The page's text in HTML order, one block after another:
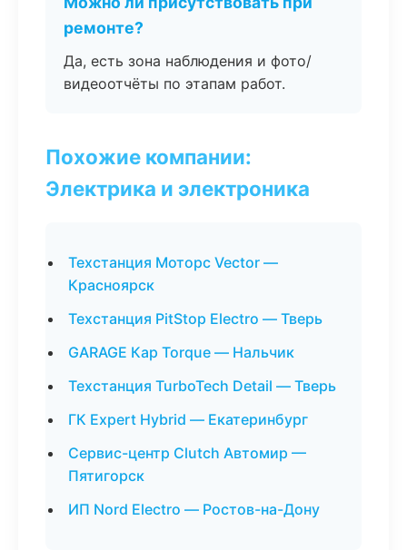
ремонте?
Да, есть зона наблюдения и фото/
видеоотчёты по этапам работ.
Похожие компании:
Электрика и электроника
Техстанция Моторс Vector —
Красноярск
Техстанция PitStop Electro — Тверь
GARAGE Кар Torque — Нальчик
Техстанция TurboTech Detail — Тверь
ГК Expert Hybrid — Екатеринбург
Сервис-центр Clutch Автомир —
Пятигорск
ИП Nord Electro — Ростов-на-Дону